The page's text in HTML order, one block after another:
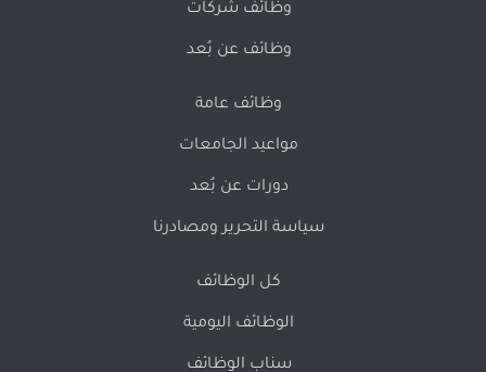
وظائف شركات
وظائف عن بُعد
وظائف عامة
مواعيد الجامعات
دورات عن بُعد
سياسة التحرير ومصادرنا
كل الوظائف
الوظائف اليومية
سناب الوظائف